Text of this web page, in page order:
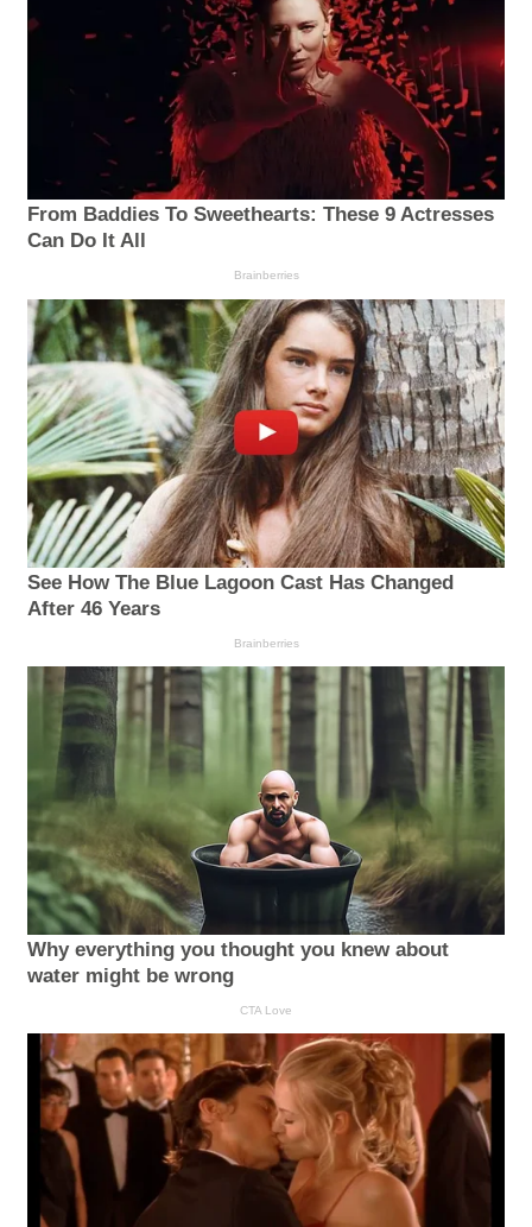
From Baddies To Sweethearts: These 9 Actresses
Can Do It All
Brainberries
See How The Blue Lagoon Cast Has Changed
After 46 Years
Brainberries
Why everything you thought you knew about
water might be wrong
CTA Love